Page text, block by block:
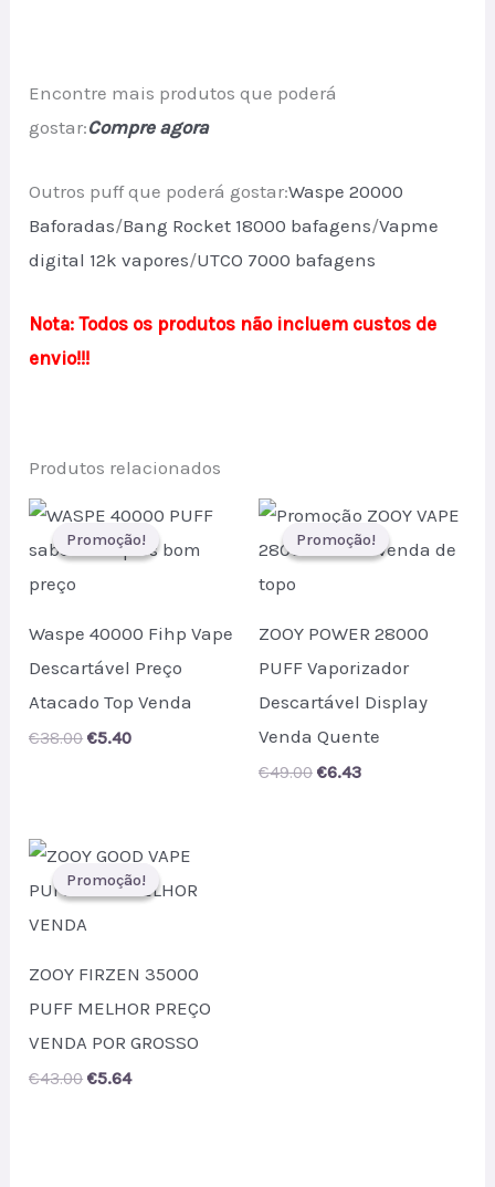
Encontre mais produtos que poderá
gostar:Compre agora
Outros puff que poderá gostar:Waspe 20000
Baforadas/Bang Rocket 18000 bafagens/Vapme
digital 12k vapores/UTCO 7000 bafagens
Nota: Todos os produtos não incluem custos de
envio!!!
Produtos relacionados
Promoção!
Promoção!
Waspe 40000 Fihp Vape
Descartável Preço
Atacado Top Venda
€38.00 Original
€5.40Current
Promoção!
Promoção!
ZOOY POWER 28000
PUFF Vaporizador
Descartável Display
Venda Quente
€49.00 Original
€6.43Current
Promoção!
Promoção!
ZOOY FIRZEN 35000
PUFF MELHOR PREÇO
VENDA POR GROSSO
€43.00 Original
€5.64Current